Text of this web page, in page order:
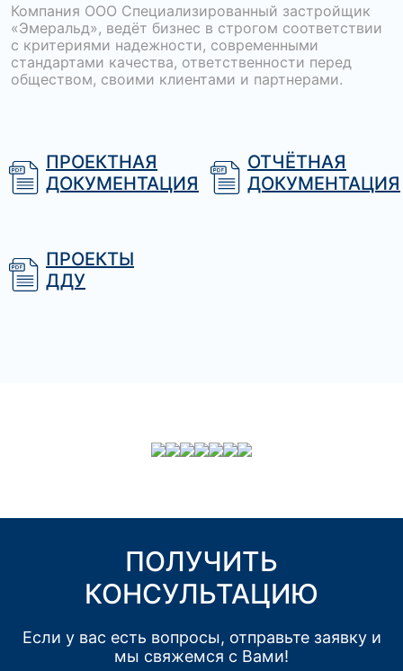
Компания ООО Специализированный застройщик
«Эмеральд», ведёт бизнес в строгом соответствии
с критериями надежности, современными
стандартами качества, ответственности перед
обществом, своими клиентами и партнерами.
ПРОЕКТНАЯ
ДОКУМЕНТАЦИЯ
ОТЧЁТНАЯ
ДОКУМЕНТАЦИЯ
ПРОЕКТЫ
ДДУ
ПОЛУЧИТЬ
КОНСУЛЬТАЦИЮ
Если у вас есть вопросы, отправьте заявку и
мы свяжемся с Вами!